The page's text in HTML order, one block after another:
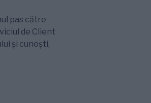
pas către
de Client
și cunoști,